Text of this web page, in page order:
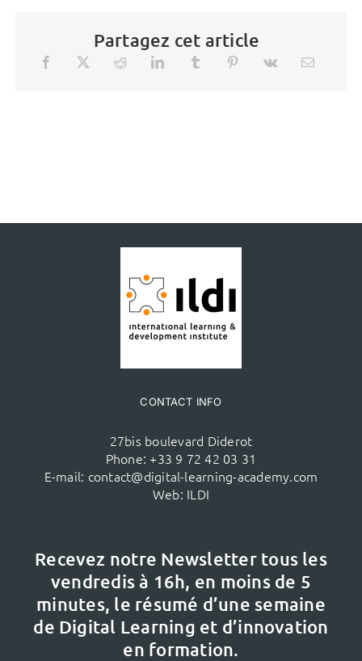
Partagez cet article
CONTACT INFO
27bis boulevard Diderot
Phone: +33 9 72 42 03 31
E-mail: contact@digital-learning-academy.com
Web: ILDI
Recevez notre Newsletter tous les
vendredis à 16h, en moins de 5
minutes, le résumé d’une semaine
de Digital Learning et d’innovation
en formation.